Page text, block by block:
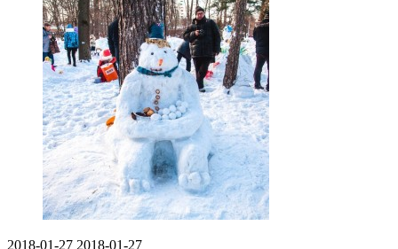
2018-01-27 2018-01-27